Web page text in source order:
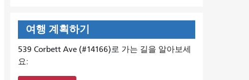
여행 계획하기
539 Corbett Ave (#14166)로 가는 길을 알아보세
요: